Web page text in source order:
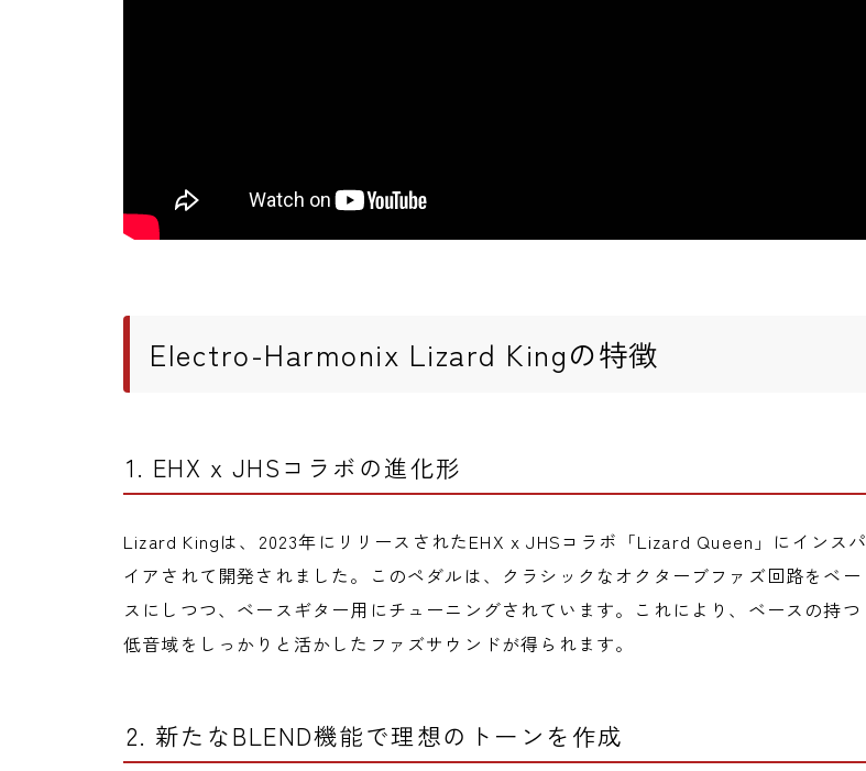
Electro-Harmonix Lizard Kingの特徴
1. EHX x JHSコラボの進化形
Lizard Kingは、2023年にリリースされたEHX x JHSコラボ「Lizard Queen」にインスパ
イアされて開発されました。このペダルは、クラシックなオクターブファズ回路をベー
スにしつつ、ベースギター用にチューニングされています。これにより、ベースの持つ
低音域をしっかりと活かしたファズサウンドが得られます。
2. 新たなBLEND機能で理想のトーンを作成